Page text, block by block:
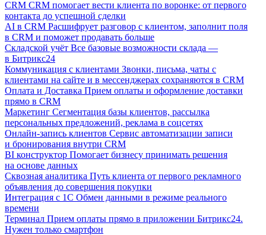
CRM CRM помогает вести клиента по воронке: от первого
контакта до успешной сделки
AI в CRM Расшифрует разговор с клиентом, заполнит поля
в CRM и поможет продавать больше
Складской учёт Все базовые возможности склада —
в Битрикс24
Коммуникация с клиентами Звонки, письма, чаты с
клиентами на сайте и в мессенджерах сохраняются в CRM
Оплата и Доставка Прием оплаты и оформление доставки
прямо в CRM
Маркетинг Сегментация базы клиентов, рассылка
персональных предложений, реклама в соцсетях
Онлайн-запись клиентов Сервис автоматизации записи
и бронирования внутри CRM
BI конструктор Помогает бизнесу принимать решения
на основе данных
Сквозная аналитика Путь клиента от первого рекламного
объявления до совершения покупки
Интеграция с 1С Обмен данными в режиме реального
времени
Терминал Прием оплаты прямо в приложении Битрикс24.
Нужен только смартфон